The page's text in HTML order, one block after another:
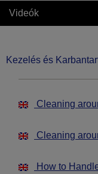
Videók
Kezelés és
Cleaning
Cleaning
How to